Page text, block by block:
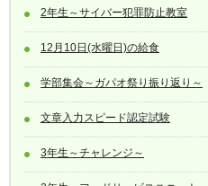
2年生～サイバー犯罪防止教室
12月10日(水曜日)の給食
学部集会～ガパオ祭り振り返り～
文章入力スピード認定試験
3年生～チャレンジ～